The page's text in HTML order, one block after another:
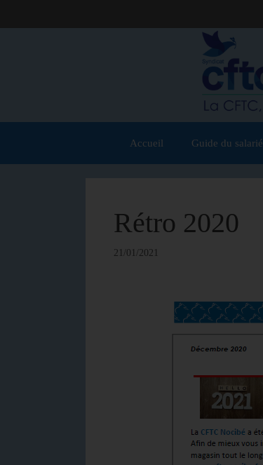
Accueil Guide du salarié
Rétro 2020
21/01/2021